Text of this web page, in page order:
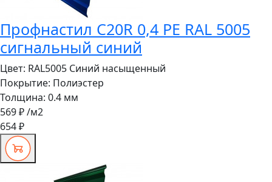
Профнастил C20R 0,4 PE RAL 5005
сигнальный синий
Цвет: RAL5005 Синий насыщенный
Покрытие: Полиэстер
Толщина: 0.4 мм
569 ₽/м2
654 ₽